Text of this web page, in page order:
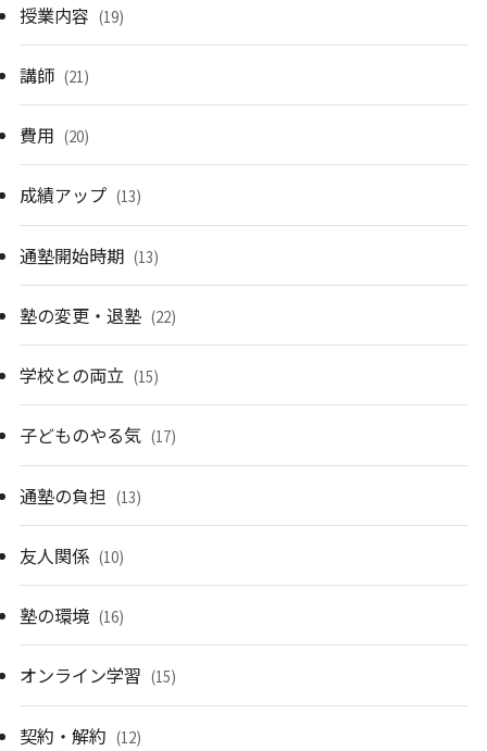
授業内容 (19)
講師 (21)
費用 (20)
成績アップ (13)
通塾開始時期 (13)
塾の変更・退塾 (22)
学校との両立 (15)
子どものやる気 (17)
通塾の負担 (13)
友人関係 (10)
塾の環境 (16)
オンライン学習 (15)
契約・解約 (12)